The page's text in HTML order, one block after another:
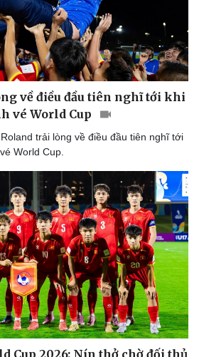
về điều đầu tiên nghĩ tới khi
vé World Cup
trải lòng về điều đầu tiên nghĩ tới
World Cup.
Cup 2026: Nín thở chờ đối thủ